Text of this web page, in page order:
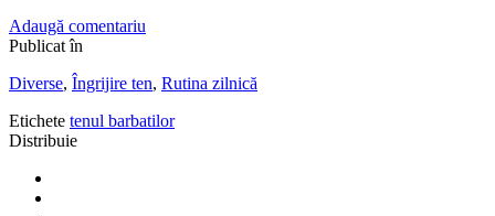
Adaugă comentariu
Publicat în
Diverse, Îngrijire ten, Rutina zilnică
Etichete tenul barbatilor
Distribuie